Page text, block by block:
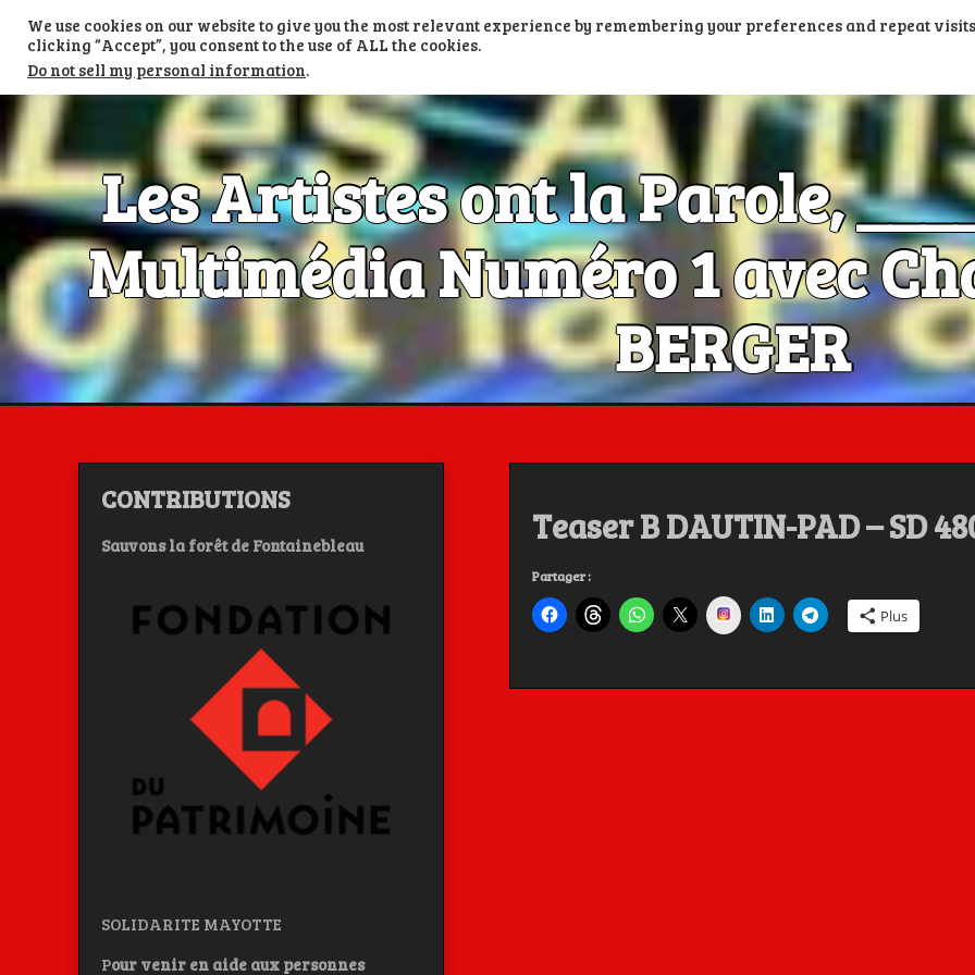
content
TV LES ARTISTES ONT LA PAROLE PORTAIL PODCASTS RADIOS FM ET DAB+ RADIOS
Les Artistes ont la Parole,
Multimédia Numéro 1 avec
BERGER
Teaser B DAUTIN-PAD – SD
Partager :
Instagram Plus
CONTRIBUTIONS
Sauvons la forêt de Fontainebleau
SOLIDARITE MAYOTTE
Pour venir en aide aux personnes
We use cookies on our website to give you the most relevant experience by remembering your preferences and repeat
clicking “Accept”, you consent to the use of ALL the cookies.
Do not sell my personal information.